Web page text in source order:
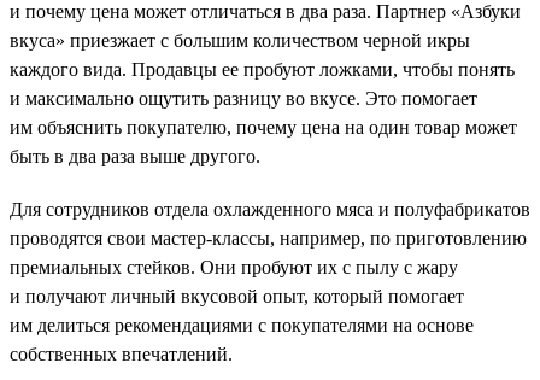
и почему цена может отличаться в два раза. Партнер «Азбуки
вкуса» приезжает с большим количеством черной икры
каждого вида. Продавцы ее пробуют ложками, чтобы понять
и максимально ощутить разницу во вкусе. Это помогает
им объяснить покупателю, почему цена на один товар может
быть в два раза выше другого.
Для сотрудников отдела охлажденного мяса и полуфабрикатов
проводятся свои мастер-классы, например, по приготовлению
премиальных стейков. Они пробуют их с пылу с жару
и получают личный вкусовой опыт, который помогает
им делиться рекомендациями с покупателями на основе
собственных впечатлений.